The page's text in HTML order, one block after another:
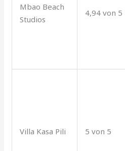
Mbao Beach
Studios
4,94 von 5
Villa Kasa Pili 5 von 5